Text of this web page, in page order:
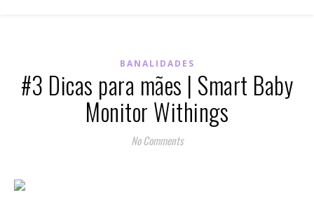
BANALIDADES
#3 Dicas para mães | Smart Baby
Monitor Withings
No Comments